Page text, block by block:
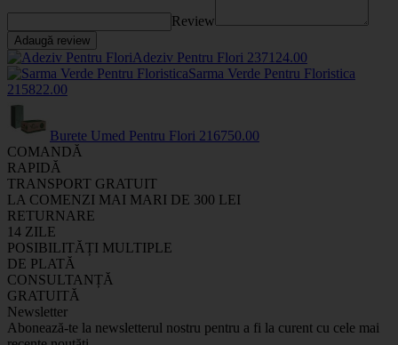
Review
Adaugă review
Adeziv Pentru Flori 2371 24.00
Sarma Verde Pentru Floristica
215822.00
Burete Umed Pentru Flori 216750.00
COMANDĂ
RAPIDĂ
TRANSPORT GRATUIT
LA COMENZI MAI MARI DE 300 LEI
RETURNARE
14 ZILE
POSIBILITĂȚI MULTIPLE
DE PLATĂ
CONSULTANȚĂ
GRATUITĂ
Newsletter
Abonează-te la newsletterul nostru pentru a fi la curent cu cele mai